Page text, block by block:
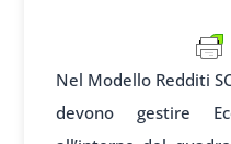
Nel Modello Redditi
devono gestire